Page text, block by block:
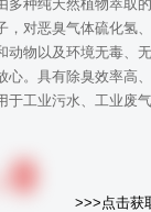
多种纯天然植物萃取
，对恶臭气体硫化氢
动物以及环境无毒、
心。具有除臭效率高
于工业污水、工业废
0
>>>点击获